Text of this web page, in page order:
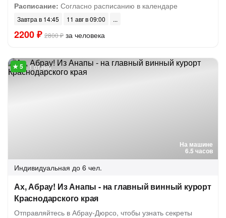
Расписание: Согласно расписанию в календаре
Завтра в 14:45 11 авг в 09:00
2200 ₽ 2800 ₽ за человека
На машине
6.5 часов
1 отзыв
Индивидуальная до 6 чел.
Ах, Абрау! Из Анапы - на главный винный курорт
Краснодарского края
Отправляйтесь в Абрау-Дюрсо, чтобы узнать секреты